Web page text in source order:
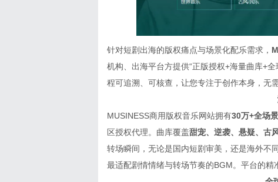
针对短剧出海的版权痛点与场景化配乐需求，
机构、出海平台方提供“正版授权+海量曲库+全
程可追溯、可核查，让您专注于创作本身，无
MUSINESS商用版权音乐网站拥有30万+全场
区授权代理。曲库覆盖甜宠、逆袭、悬疑、古
转场瞬间，无论是国内短剧审美，还是海外不
最适配剧情情绪与转场节奏的BGM。平台的精